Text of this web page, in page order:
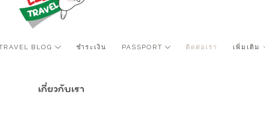
BLOG ชำระเงิน PASSPORT ติดต่อเรา เพิ่มเติม
เกี่ยวกับเรา